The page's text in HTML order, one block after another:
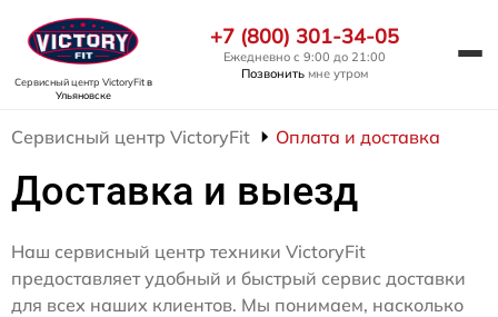
Сервисный центр VictoryFitв
Ульяновске
+7 (800) 301-34-05
Ежедневно с 9:00 до 21:00
Позвонить мне утром
Сервисный центр VictoryFit Оплата и доставка
Доставка и выезд
Наш сервисный центр техники VictoryFit
предоставляет удобный и быстрый сервис доставки
для всех наших клиентов. Мы понимаем, насколько